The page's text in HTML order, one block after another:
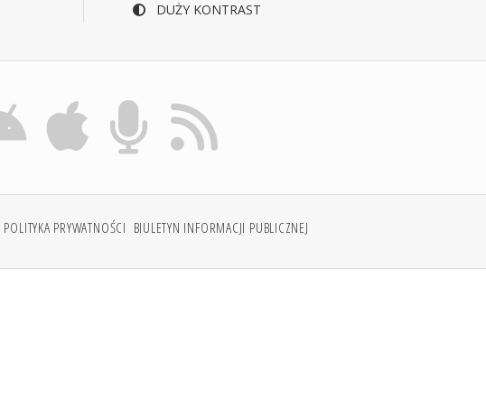
DUŻY KONTRAST
POLITYKA PRYWATNOŚCI BIULETYN INFORMACJI PUBLICZNEJ